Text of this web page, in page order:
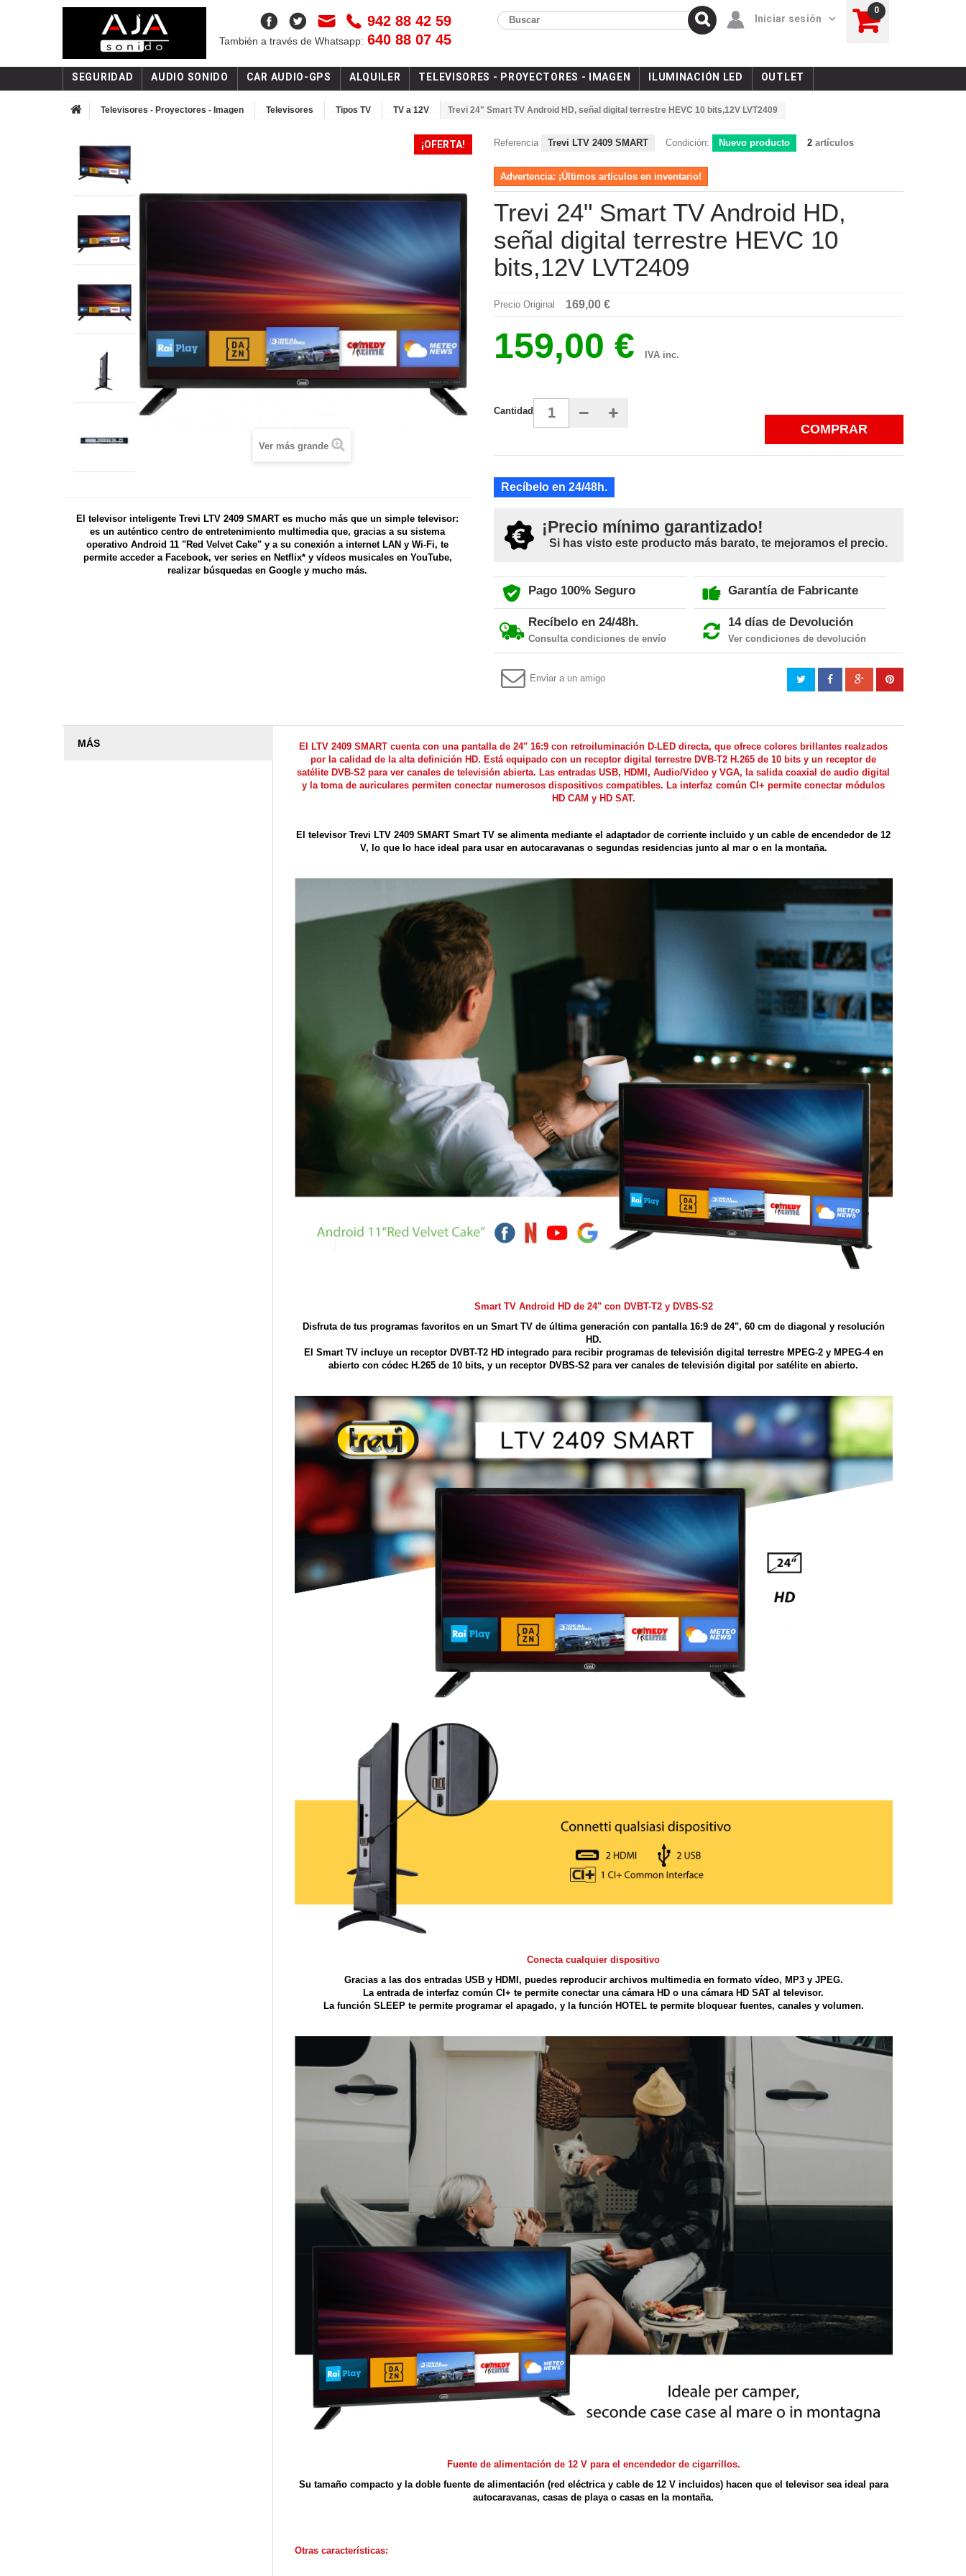
942 88 42 59
También a través de Whatsapp: 640 88 07 45
Buscar Iniciar sesión
0
SEGURIDAD AUDIO SONIDO CAR AUDIO-GPS ALQUILER TELEVISORES - PROYECTORES - IMAGEN ILUMINACIÓN LED OUTLET
Televisores - Proyectores - Imagen Televisores Tipos TV TV a 12V Trevi 24" Smart TV Android HD, señal digital terrestre HEVC 10 bits,12V LVT2409
¡OFERTA!
Ver más grande
El televisor inteligente Trevi LTV 2409 SMART es mucho más que un simple televisor:
es un auténtico centro de entretenimiento multimedia que, gracias a su sistema
operativo Android 11 "Red Velvet Cake" y a su conexión a internet LAN y Wi-Fi, te
permite acceder a Facebook, ver series en Netflix* y vídeos musicales en YouTube,
realizar búsquedas en Google y mucho más.
Referencia Trevi LTV 2409 SMART Condición: Nuevo producto 2 artículos
Advertencia: ¡Últimos artículos en inventario!
Trevi 24" Smart TV Android HD,
señal digital terrestre HEVC 10
bits,12V LVT2409
Precio Original 169,00 €
159,00 € IVA inc.
Cantidad
COMPRAR
Recíbelo en 24/48h.
¡Precio mínimo garantizado!
Si has visto este producto más barato, te mejoramos el precio.
Pago 100% Seguro Garantía de Fabricante
Recíbelo en 24/48h.
Consulta condiciones de envío
14 días de Devolución
Ver condiciones de devolución
Enviar a un amigo
MÁS
El LTV 2409 SMART cuenta con una pantalla de 24" 16:9 con retroiluminación D-LED directa, que ofrece colores brillantes realzados
por la calidad de la alta definición HD. Está equipado con un receptor digital terrestre DVB-T2 H.265 de 10 bits y un receptor de
satélite DVB-S2 para ver canales de televisión abierta. Las entradas USB, HDMI, Audio/Video y VGA, la salida coaxial de audio digital
y la toma de auriculares permiten conectar numerosos dispositivos compatibles. La interfaz común CI+ permite conectar módulos
HD CAM y HD SAT.
El televisor Trevi LTV 2409 SMART Smart TV se alimenta mediante el adaptador de corriente incluido y un cable de encendedor de 12
V, lo que lo hace ideal para usar en autocaravanas o segundas residencias junto al mar o en la montaña.
Smart TV Android HD de 24" con DVBT-T2 y DVBS-S2
Disfruta de tus programas favoritos en un Smart TV de última generación con pantalla 16:9 de 24", 60 cm de diagonal y resolución
HD.
El Smart TV incluye un receptor DVBT-T2 HD integrado para recibir programas de televisión digital terrestre MPEG-2 y MPEG-4 en
abierto con códec H.265 de 10 bits, y un receptor DVBS-S2 para ver canales de televisión digital por satélite en abierto.
Conecta cualquier dispositivo
Gracias a las dos entradas USB y HDMI, puedes reproducir archivos multimedia en formato vídeo, MP3 y JPEG.
La entrada de interfaz común CI+ te permite conectar una cámara HD o una cámara HD SAT al televisor.
La función SLEEP te permite programar el apagado, y la función HOTEL te permite bloquear fuentes, canales y volumen.
Fuente de alimentación de 12 V para el encendedor de cigarrillos.
Su tamaño compacto y la doble fuente de alimentación (red eléctrica y cable de 12 V incluidos) hacen que el televisor sea ideal para
autocaravanas, casas de playa o casas en la montaña.
Otras características: